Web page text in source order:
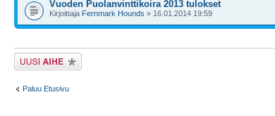
Vuoden Puolanvinttikoira 2013 tulokset
Kirjoittaja Fernmark Hounds » 16.01.2014 19:59
Lähetä uusi viesti
Paluu Etusivu